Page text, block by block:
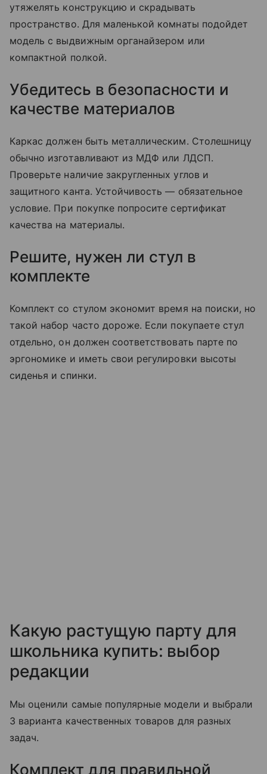
утяжелять конструкцию и скрадывать
пространство. Для маленькой комнаты подойдет
модель с выдвижным органайзером или
компактной полкой.
Убедитесь в безопасности и
качестве материалов
Каркас должен быть металлическим. Столешницу
обычно изготавливают из МДФ или ЛДСП.
Проверьте наличие закругленных углов и
защитного канта. Устойчивость — обязательное
условие. При покупке попросите сертификат
качества на материалы.
Решите, нужен ли стул в
комплекте
Комплект со стулом экономит время на поиски, но
такой набор часто дороже. Если покупаете стул
отдельно, он должен соответствовать парте по
эргономике и иметь свои регулировки высоты
сиденья и спинки.
Какую растущую парту для
школьника купить: выбор
редакции
Мы оценили самые популярные модели и выбрали
3 варианта качественных товаров для разных
задач.
Комплект для правильной